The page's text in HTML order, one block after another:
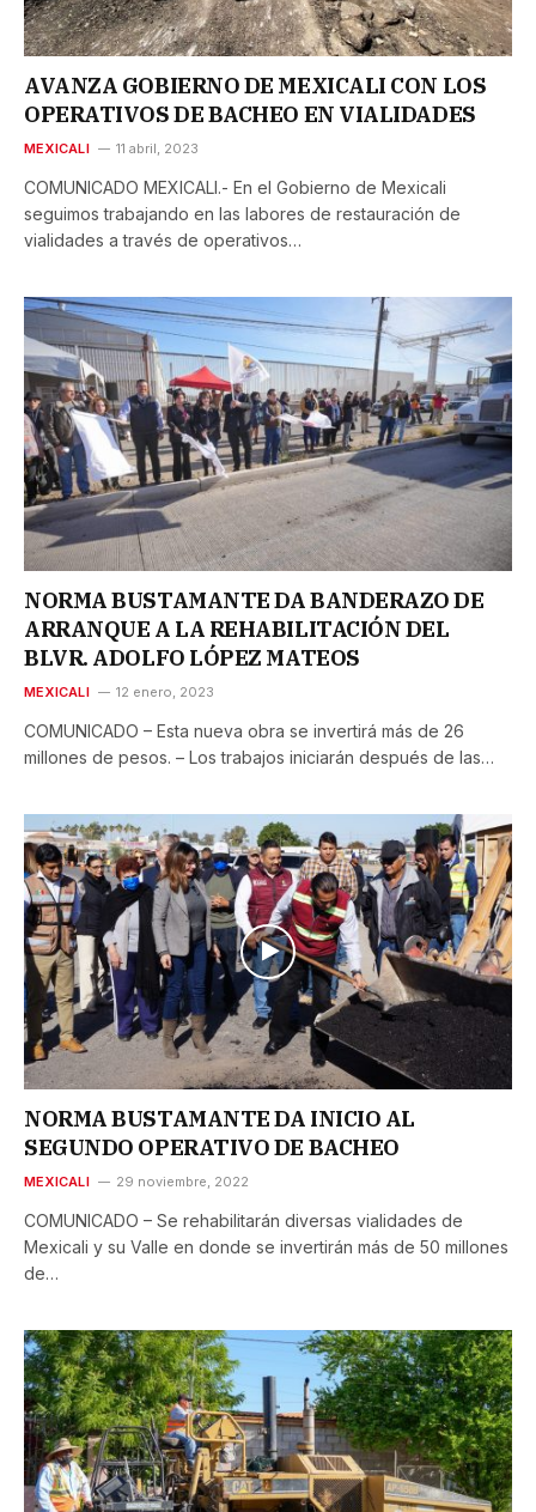
AVANZA GOBIERNO DE MEXICALI CON LOS
OPERATIVOS DE BACHEO EN VIALIDADES
MEXICALI 11 abril, 2023
COMUNICADO MEXICALI.- En el Gobierno de Mexicali
seguimos trabajando en las labores de restauración de
vialidades a través de operativos…
NORMA BUSTAMANTE DA BANDERAZO DE
ARRANQUE A LA REHABILITACIÓN DEL
BLVR. ADOLFO LÓPEZ MATEOS
MEXICALI 12 enero, 2023
COMUNICADO – Esta nueva obra se invertirá más de 26
millones de pesos. – Los trabajos iniciarán después de las…
NORMA BUSTAMANTE DA INICIO AL
SEGUNDO OPERATIVO DE BACHEO
MEXICALI 29 noviembre, 2022
COMUNICADO – Se rehabilitarán diversas vialidades de
Mexicali y su Valle en donde se invertirán más de 50 millones
de…